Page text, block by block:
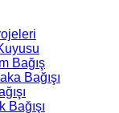
Bağış
Bağışı
Bağışı